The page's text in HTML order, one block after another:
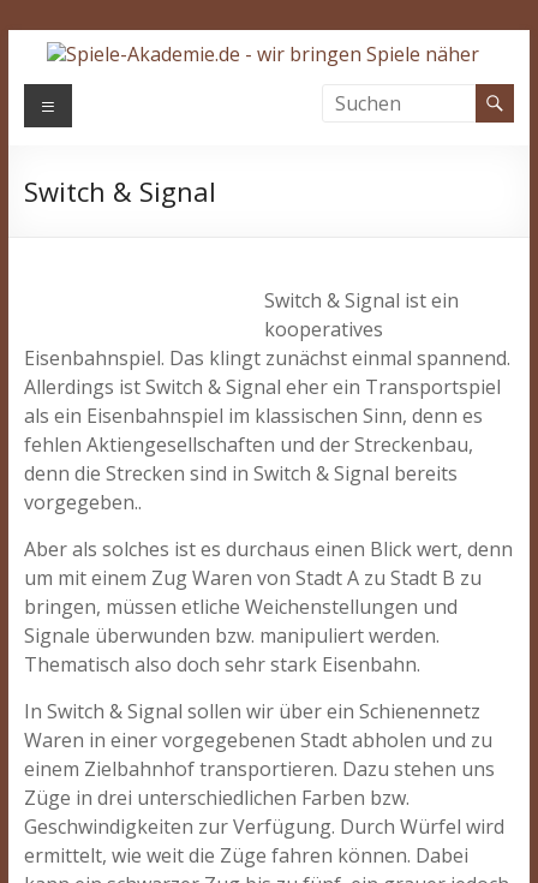
Zum
Inhalt
springen
Spiele-
Wir
Menü
Switch & Signal
Switch & Signal ist ein
kooperatives
Eisenbahnspiel. Das klingt zunächst einmal spannend.
Allerdings ist Switch & Signal eher ein Transportspiel
als ein Eisenbahnspiel im klassischen Sinn, denn es
fehlen Aktiengesellschaften und der Streckenbau,
denn die Strecken sind in Switch & Signal bereits
vorgegeben..
Aber als solches ist es durchaus einen Blick wert, denn
um mit einem Zug Waren von Stadt A zu Stadt B zu
bringen, müssen etliche Weichenstellungen und
Signale überwunden bzw. manipuliert werden.
Thematisch also doch sehr stark Eisenbahn.
In Switch & Signal sollen wir über ein Schienennetz
Waren in einer vorgegebenen Stadt abholen und zu
einem Zielbahnhof transportieren. Dazu stehen uns
Züge in drei unterschiedlichen Farben bzw.
Geschwindigkeiten zur Verfügung. Durch Würfel wird
ermittelt, wie weit die Züge fahren können. Dabei